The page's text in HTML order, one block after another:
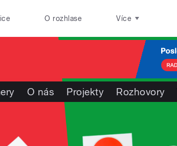
O rozhlase Více
O nás Projekty Rozhovory